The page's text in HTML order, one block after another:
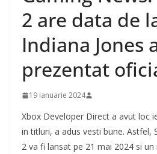
2 are data de
Indiana Jones
prezentat
19 ianuarie 2024
Xbox Developer Direct a avut loc
in titluri, a adus vesti bune. Astfel,
2 va fi lansat pe 21 mai 2024 si